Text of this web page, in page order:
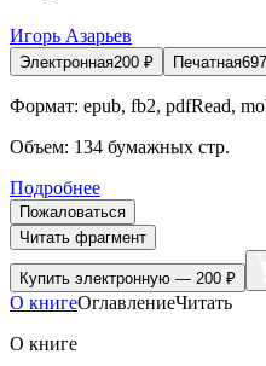
Игорь Азарьев
Электронная200 ₽ Печатная697
Формат: epub, fb2, pdfRead,
Объем: 134 бумажных стр.
Подробнее
Пожаловаться
Читать фрагмент
Купить электронную — 200 ₽
О книгеОглавлениеЧитать
О книге